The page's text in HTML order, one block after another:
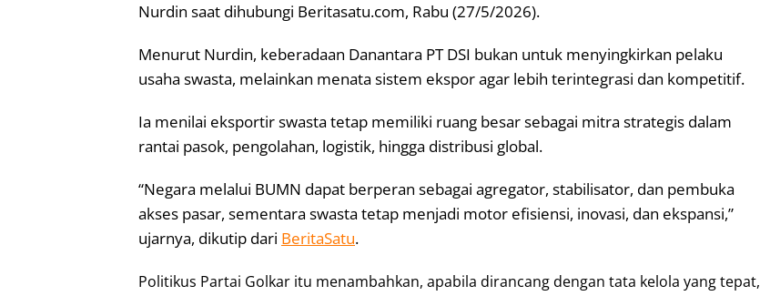
Nurdin saat dihubungi Beritasatu.com, Rabu (27/5/2026).
Menurut Nurdin, keberadaan Danantara PT DSI bukan untuk menyingkirkan pelaku
usaha swasta, melainkan menata sistem ekspor agar lebih terintegrasi dan kompetitif.
Ia menilai eksportir swasta tetap memiliki ruang besar sebagai mitra strategis dalam
rantai pasok, pengolahan, logistik, hingga distribusi global.
“Negara melalui BUMN dapat berperan sebagai agregator, stabilisator, dan pembuka
akses pasar, sementara swasta tetap menjadi motor efisiensi, inovasi, dan ekspansi,”
ujarnya, dikutip dari BeritaSatu.
Politikus Partai Golkar itu menambahkan, apabila dirancang dengan tata kelola yang tepat,